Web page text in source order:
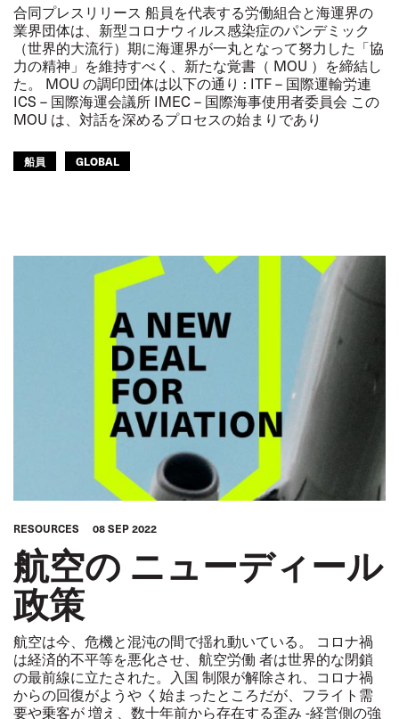
合同プレスリリース 船員を代表する労働組合と海運界の
業界団体は、新型コロナウィルス感染症のパンデミック
（世界的大流行）期に海運界が一丸となって努力した「協
力の精神」を維持すべく、新たな覚書（ MOU ）を締結し
た。 MOU の調印団体は以下の通り : ITF – 国際運輸労連
ICS – 国際海運会議所 IMEC – 国際海事使用者委員会 この
MOU は、対話を深めるプロセスの始まりであり
船員 GLOBAL
RESOURCES 08 SEP 2022
航空の ニューディール
政策
航空は今、危機と混沌の間で揺れ動いている。 コロナ禍
は経済的不平等を悪化させ、航空労働 者は世界的な閉鎖
の最前線に立たされた。入国 制限が解除され、コロナ禍
からの回復がようや く始まったところだが、フライト需
要や乗客が 増え、数十年前から存在する歪み -経営側の強